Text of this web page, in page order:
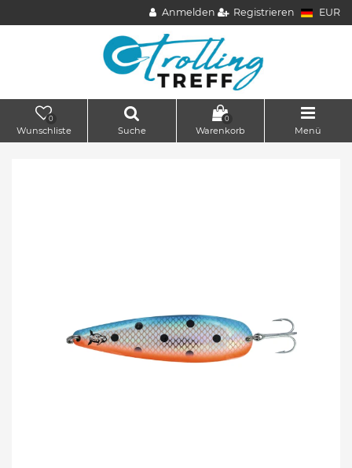
Anmelden Registrieren EUR
0
Wunschliste Suche
0
Warenkorb Menü